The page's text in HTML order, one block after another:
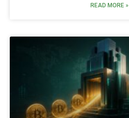
READ MORE »